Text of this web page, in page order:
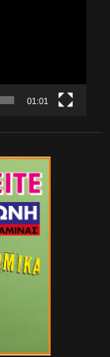
01:01